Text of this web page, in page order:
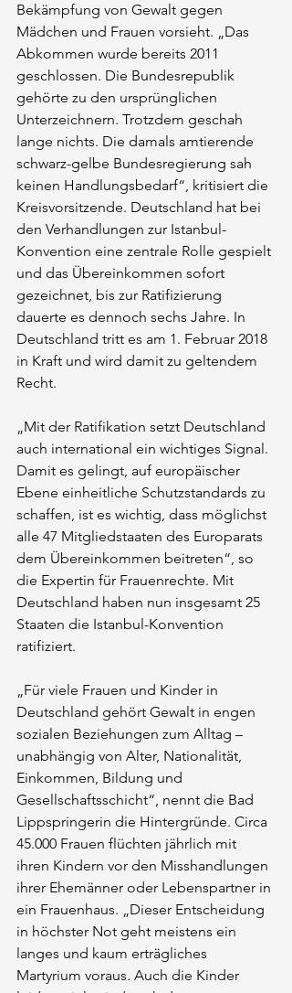
Bekämpfung von Gewalt gegen
Mädchen und Frauen vorsieht. „Das
Abkommen wurde bereits 2011
geschlossen. Die Bundesrepublik
gehörte zu den ursprünglichen
Unterzeichnern. Trotzdem geschah
lange nichts. Die damals amtierende
schwarz-gelbe Bundesregierung sah
keinen Handlungsbedarf“, kritisiert die
Kreisvorsitzende. Deutschland hat bei
den Verhandlungen zur Istanbul-
Konvention eine zentrale Rolle gespielt
und das Übereinkommen sofort
gezeichnet, bis zur Ratifizierung
dauerte es dennoch sechs Jahre. In
Deutschland tritt es am 1. Februar 2018
in Kraft und wird damit zu geltendem
Recht.
„Mit der Ratifikation setzt Deutschland
auch international ein wichtiges Signal.
Damit es gelingt, auf europäischer
Ebene einheitliche Schutzstandards zu
schaffen, ist es wichtig, dass möglichst
alle 47 Mitgliedstaaten des Europarats
dem Übereinkommen beitreten“, so
die Expertin für Frauenrechte. Mit
Deutschland haben nun insgesamt 25
Staaten die Istanbul-Konvention
ratifiziert.
„Für viele Frauen und Kinder in
Deutschland gehört Gewalt in engen
sozialen Beziehungen zum Alltag –
unabhängig von Alter, Nationalität,
Einkommen, Bildung und
Gesellschaftsschicht“, nennt die Bad
Lippspringerin die Hintergründe. Circa
45.000 Frauen flüchten jährlich mit
ihren Kindern vor den Misshandlungen
ihrer Ehemänner oder Lebenspartner in
ein Frauenhaus. „Dieser Entscheidung
in höchster Not geht meistens ein
langes und kaum erträgliches
Martyrium voraus. Auch die Kinder